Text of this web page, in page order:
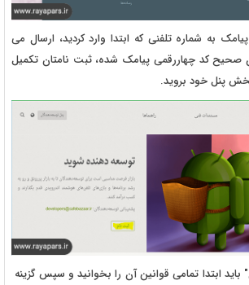
به شماره تلفنی که ابتدا وارد کردید، ارسال می
صحیح کد چهاررقمی پیامک شده، ثبت نامتان تکمیل
پنل خود بروید.
باید ابتدا تمامی قوانین آن را بخوانید و سپس گزینه